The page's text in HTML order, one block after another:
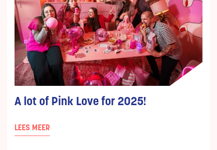
A lot of Pink Love for 2025!
LEES MEER